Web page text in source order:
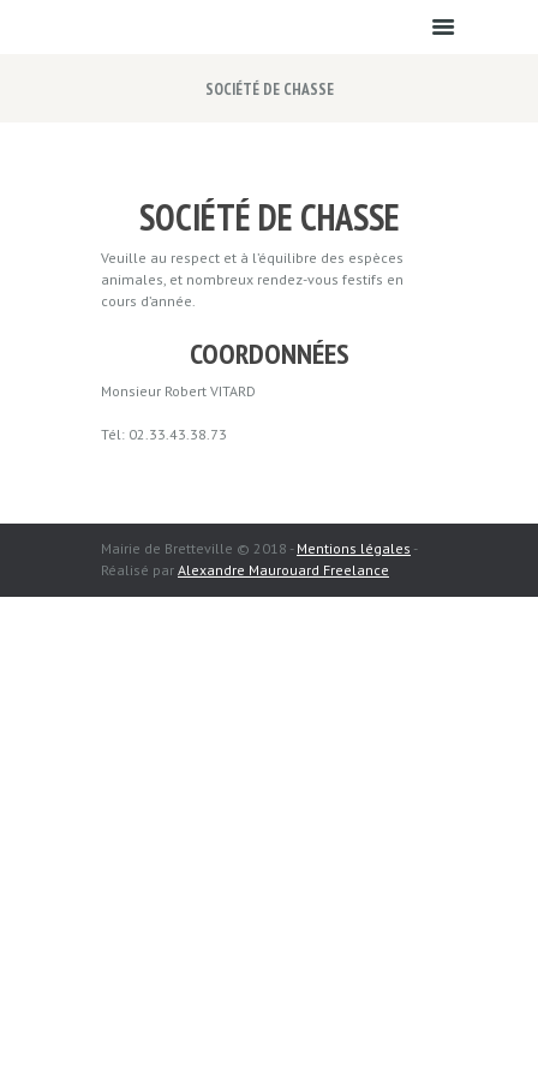
SOCIÉTÉ DE CHASSE
SOCIÉTÉ DE CHASSE
Veuille au respect et à l’équilibre des espèces
animales, et nombreux rendez-vous festifs en
cours d’année.
COORDONNÉES
Monsieur Robert VITARD
Tél: 02.33.43.38.73
Mairie de Bretteville © 2018 - Mentions légales -
Réalisé par Alexandre Maurouard Freelance